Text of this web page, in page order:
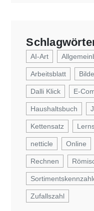
AI-Art
Arbeitsblatt
Dalli Klick E-
Haushaltsbuch
Kettensatz
netticle Online
Rechnen
Zufallszahl